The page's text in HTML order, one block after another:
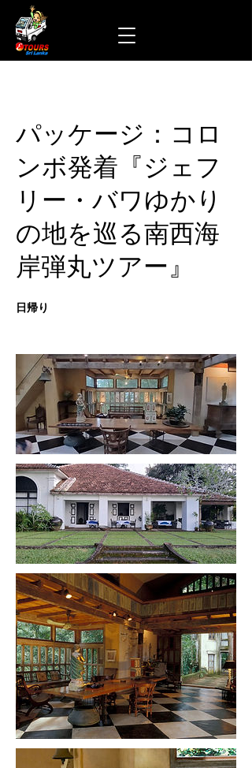
パッケージ：コロ
ンボ発着『ジェフ
リー・バワゆかり
の地を巡る南西海
岸弾丸ツアー』
日帰り